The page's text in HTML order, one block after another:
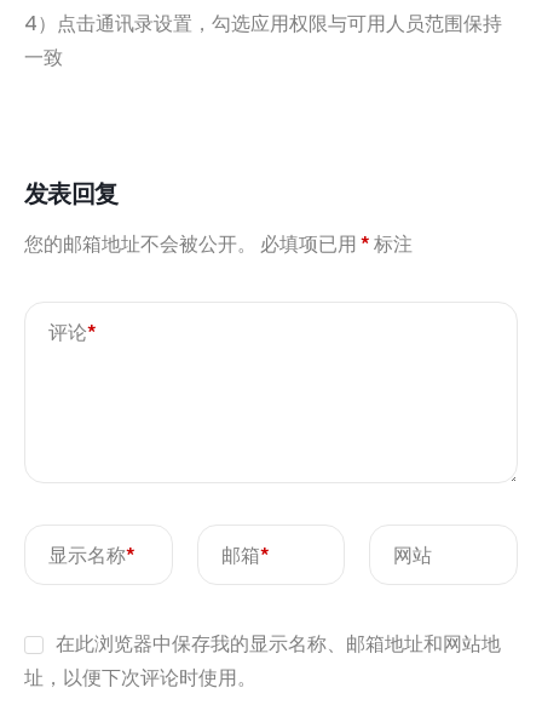
4）点击通讯录设置，勾选应用权限与可用人员范围保持
一致
发表回复
您的邮箱地址不会被公开。 必填项已用*标注
评论*
显示名称* 邮箱* 网站
在此浏览器中保存我的显示名称、邮箱地址和网站地
址，以便下次评论时使用。